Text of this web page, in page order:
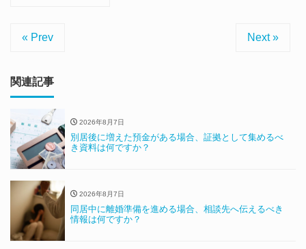
« Prev Next »
関連記事
2026年8月7日
別居後に増えた預金がある場合、証拠として集めるべ
き資料は何ですか？
2026年8月7日
同居中に離婚準備を進める場合、相談先へ伝えるべき
情報は何ですか？